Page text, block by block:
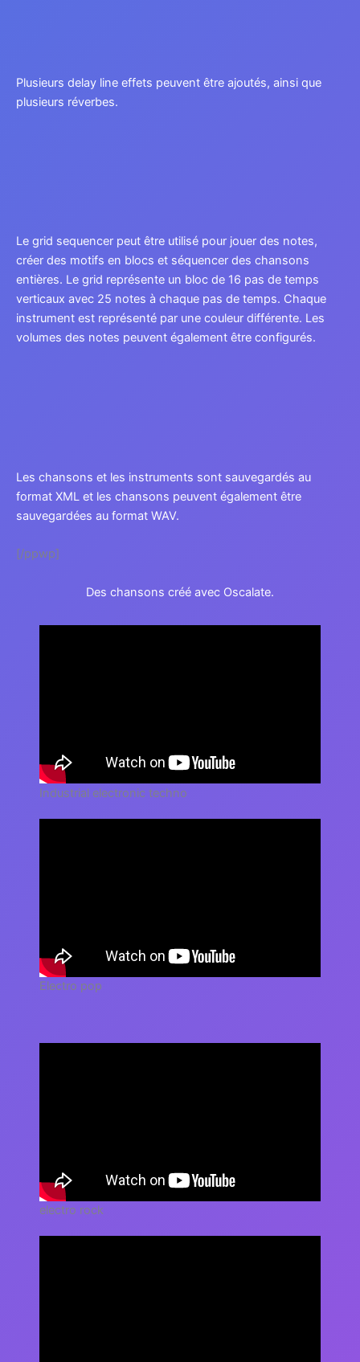
Plusieurs delay line effets peuvent être ajoutés, ainsi que
plusieurs réverbes.
Le grid sequencer peut être utilisé pour jouer des notes,
créer des motifs en blocs et séquencer des chansons
entières. Le grid représente un bloc de 16 pas de temps
verticaux avec 25 notes à chaque pas de temps. Chaque
instrument est représenté par une couleur différente. Les
volumes des notes peuvent également être configurés.
Les chansons et les instruments sont sauvegardés au
format XML et les chansons peuvent également être
sauvegardées au format WAV.
[/ppwp]
Des chansons créé avec Oscalate.
Industrial electronic techno
Electro pop
electro rock